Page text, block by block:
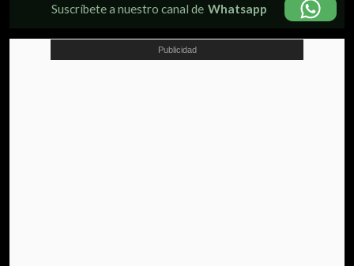
Suscríbete a nuestro canal de Whatsapp